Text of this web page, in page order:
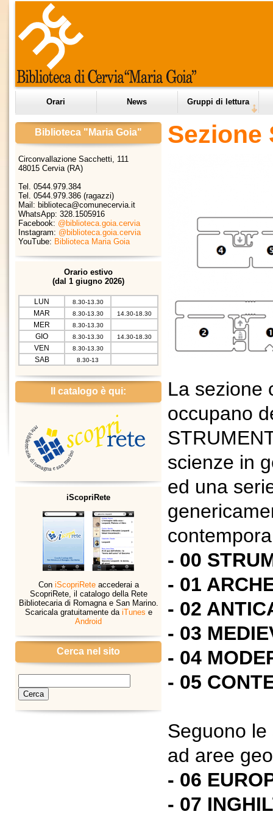
Orari News Gruppi di lettura
Biblioteca "Maria Goia"
Circonvallazione Sacchetti, 111
48015 Cervia (RA)
Tel. 0544.979.384
Tel. 0544.979.386 (ragazzi)
Mail: biblioteca@comunecervia.it
WhatsApp: 328.1505916
Facebook: @biblioteca.goia.cervia
Instagram: @biblioteca.goia.cervia
YouTube: Biblioteca Maria Goia
Orario estivo
(dal 1 giugno 2026)
LUN 8.30-13.30
MAR 8.30-13.30 14.30-18.30
MER 8.30-13.30
GIO 8.30-13.30 14.30-18.30
VEN 8.30-13.30
SAB 8.30-13
Il catalogo è qui:
iScopriRete
Con iScopriReteaccederai a
ScopriRete, il catalogo della Rete
Bibliotecaria di Romagna e San Marino.
Scaricala gratuitamente da iTunes e
Android
Cerca nel sito
Sezione
La sezione
occupano
scienze in
ed una
- 00
- 01
- 02
- 03
- 04
- 05
Seguono
ad aree
- 06
- 07